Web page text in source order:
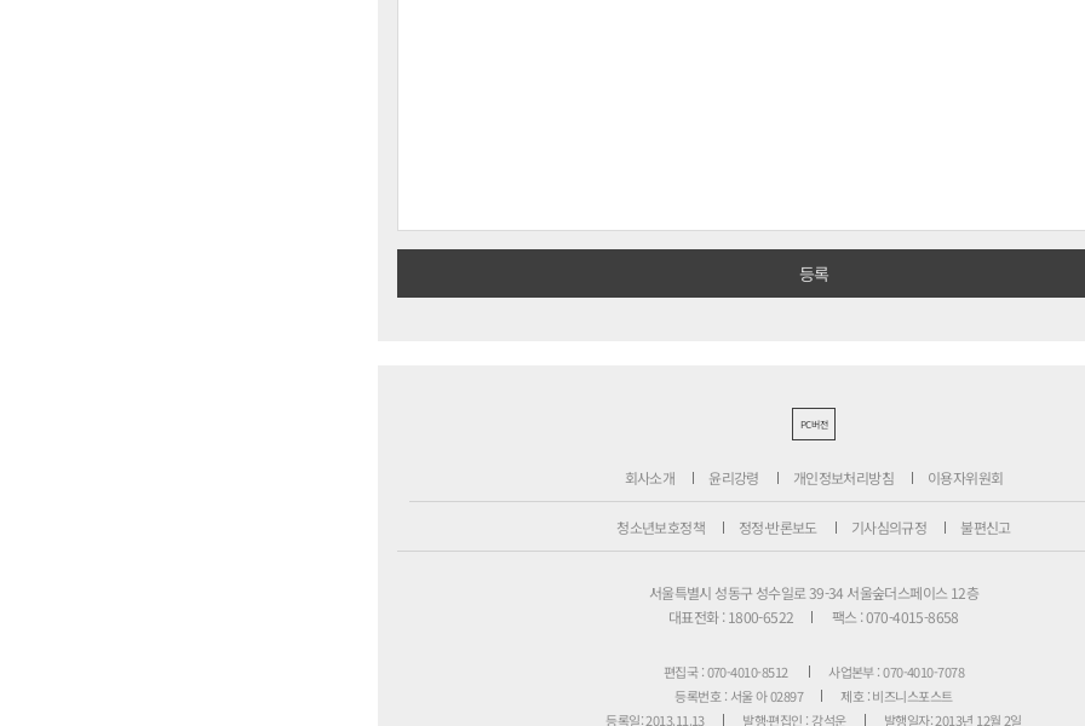
PC버전
회사소개 윤리강령 개인정보처리방침 이용자위원회
청소년보호정책 정정·반론보도 기사심의규정 불편신고
서울특별시 성동구 성수일로 39-34 서울숲더스페이스 12층
대표전화 : 1800-6522
팩스 : 070-4015-8658
편집국 : 070-4010-8512
사업본부 : 070-4010-7078
등록번호 : 서울 아 02897
제호 : 비즈니스포스트
등록일: 2013.11.13
발행·편집인 : 강석운 발행일자: 2013년 12월 2일